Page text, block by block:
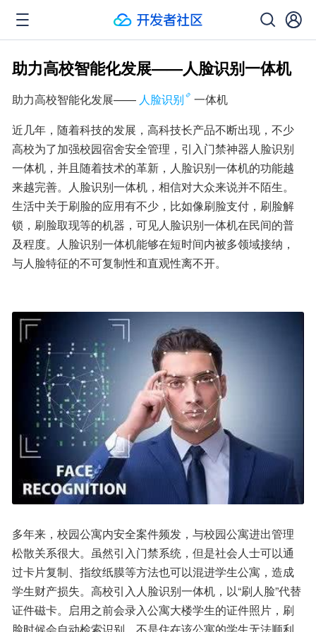
助力高校智能化发展——人脸识别一体机
助力高校智能化发展—— 人脸识别
一体机
近几年，随着科技的发展，高科技长产品不断出现，不少
高校为了加强校园宿舍安全管理，引入门禁神器人脸识别
一体机，并且随着技术的革新，人脸识别一体机的功能越
来越完善。人脸识别一体机，相信对大众来说并不陌生。
生活中关于刷脸的应用有不少，比如像刷脸支付，刷脸解
锁，刷脸取现等的机器，可见人脸识别一体机在民间的普
及程度。人脸识别一体机能够在短时间内被多领域接纳，
与人脸特征的不可复制性和直观性离不开。
多年来，校园公寓内安全案件频发，与校园公寓进出管理
松散关系很大。虽然引入门禁系统，但是社会人士可以通
过卡片复制、指纹纸膜等方法也可以混进学生公寓，造成
学生财产损失。高校引入人脸识别一体机，以“刷人脸”代替
证件磁卡。启用之前会录入公寓大楼学生的证件照片，刷